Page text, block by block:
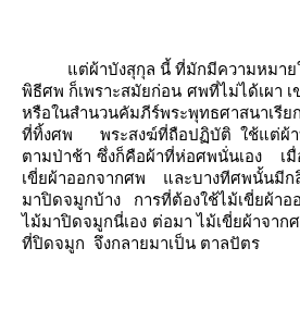
ต่ผ้าบังสุกุล นี้ ที่มักมีความหมาย
พิธีศพ ก็เพราะสมัยก่อน ศพที่ไม่ได้เผา เ
หรือในสำนวนคัมภีร์พระพุทธศาสนาเรีย
ที่ทิ้งศพ
พระสงฆ์ที่ถือปฏิบัติ ใช้แต่ผ้า
ตามป่าช้า ซึ่งก็คือผ้าที่ห่อศพนั่นเอง
เ
เขี่ยผ้าออกจากศพ
ละบางทีศพนั้นมีก
มาปิดจมูกบ้าง
การที่ต้องใช้ไม้เขี่ยผ้าอ
ไม้มาปิดจมูกนี่เอง ต่อมา ไม้เขี่ยผ้าจาก
ที่ปิดจมูก จึงกลายมาเป็น ตาลปัตร